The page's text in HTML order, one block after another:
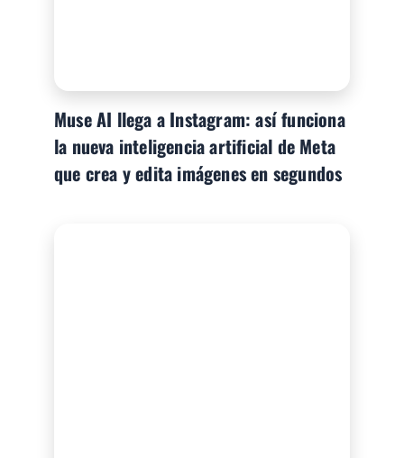
Muse AI llega a Instagram: así funciona
la nueva inteligencia artificial de Meta
que crea y edita imágenes en segundos